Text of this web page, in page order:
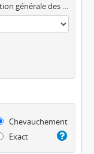
Dénomination générale des documents
Chevauchement
Exact